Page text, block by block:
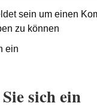
sein um einen
zu können
ein
sich ein